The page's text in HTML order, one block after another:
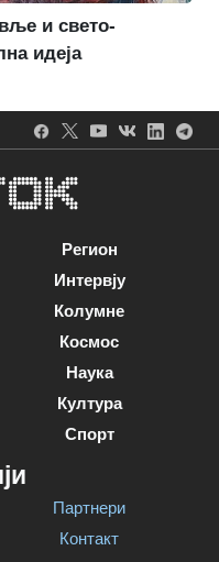
и свето-
идеја
Регион
Интервју
Колумне
Космос
Наука
Култура
Спорт
Партнери
Контакт